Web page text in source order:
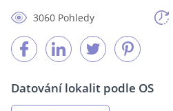
3060 Pohledy
Datování lokalit podle OS